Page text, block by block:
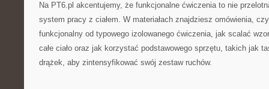
Na PT6.pl akcentujemy, że funkcjonalne ćwiczenia to nie
system pracy z ciałem. W materiałach znajdziesz omówienia,
funkcjonalny od typowego izolowanego ćwiczenia, jak scalać
całe ciało oraz jak korzystać podstawowego sprzętu, takich jak
drążek, aby zintensyfikować swój zestaw ruchów.